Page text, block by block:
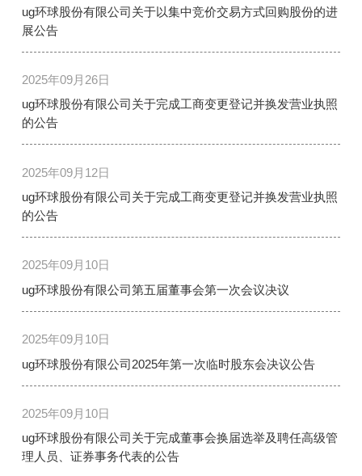
ug环球股份有限公司关于以集中竞价交易方式回购股份的进
展公告
2025年09月26日
ug环球股份有限公司关于完成工商变更登记并换发营业执照
的公告
2025年09月12日
ug环球股份有限公司关于完成工商变更登记并换发营业执照
的公告
2025年09月10日
ug环球股份有限公司第五届董事会第一次会议决议
2025年09月10日
ug环球股份有限公司2025年第一次临时股东会决议公告
2025年09月10日
ug环球股份有限公司关于完成董事会换届选举及聘任高级管
理人员、证券事务代表的公告